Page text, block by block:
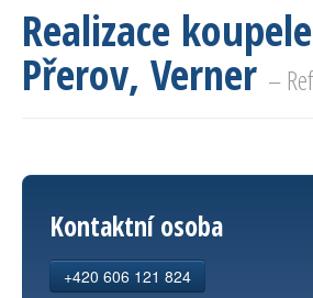
Služby
Reference
Realizace
Přerov, Verner –
Kontaktní osoba
+420 606 121 824